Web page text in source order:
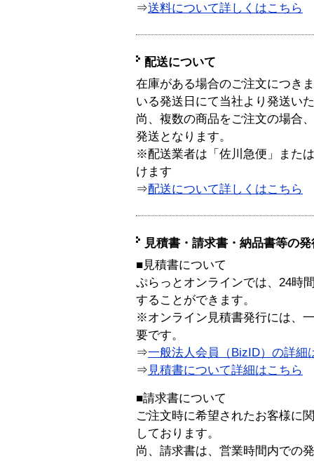
⇒送料について詳しくはこちら
配送について
在庫がある場合のご注文につき
いる発送日にて当社より発送い
尚、複数の商品をご注文の場合
発送となります。
※配送業者は「佐川急便」また
けます
⇒配送について詳しくはこちら
見積書・請求書・納品書等の
■見積書について
ぷらっとオンラインでは、24時
することができます。
※オンライン見積書発行には、
要です。
⇒一般法人会員（BizID）の詳細
⇒ 見積書について詳細はこちら
■請求書について
ご注文時に希望されたお客様に
しております。
尚、請求書は、営業時間内での